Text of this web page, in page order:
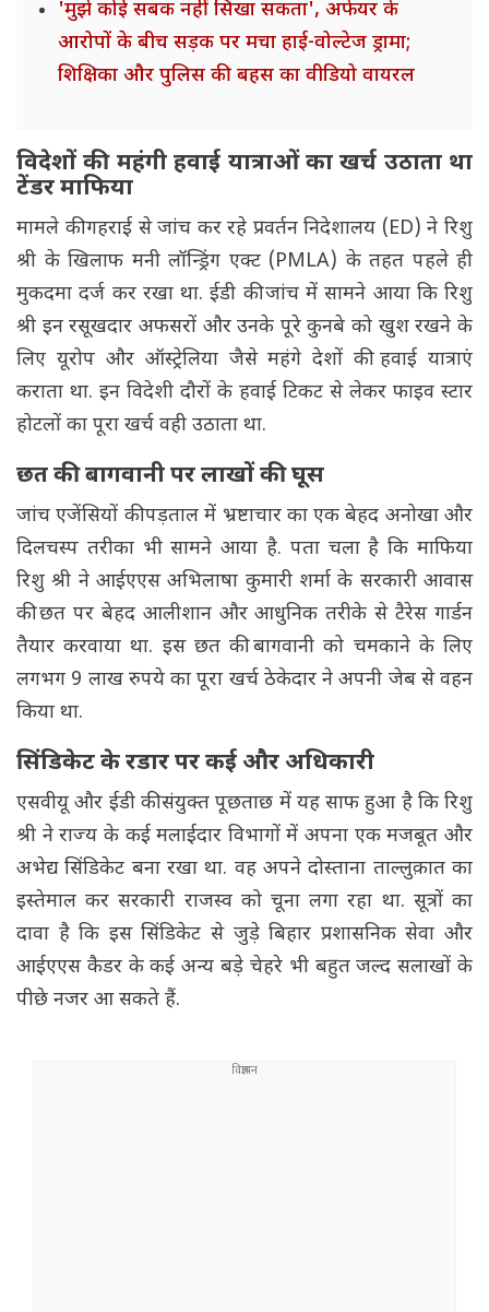
'मुझे कोई सबक नहीं सिखा सकता', अफेयर के
आरोपों के बीच सड़क पर मचा हाई-वोल्टेज ड्रामा;
शिक्षिका और पुलिस की बहस का वीडियो वायरल
विदेशों की महंगी हवाई यात्राओं का खर्च उठाता था
टेंडर माफिया
मामले की गहराई से जांच कर रहे प्रवर्तन निदेशालय (ED) ने रिशु
श्री के खिलाफ मनी लॉन्ड्रिंग एक्ट (PMLA) के तहत पहले ही
मुकदमा दर्ज कर रखा था. ईडी की जांच में सामने आया कि रिशु
श्री इन रसूखदार अफसरों और उनके पूरे कुनबे को खुश रखने के
लिए यूरोप और ऑस्ट्रेलिया जैसे महंगे देशों की हवाई यात्राएं
कराता था. इन विदेशी दौरों के हवाई टिकट से लेकर फाइव स्टार
होटलों का पूरा खर्च वही उठाता था.
छत की बागवानी पर लाखों की घूस
जांच एजेंसियों की पड़ताल में भ्रष्टाचार का एक बेहद अनोखा और
दिलचस्प तरीका भी सामने आया है. पता चला है कि माफिया
रिशु श्री ने आईएएस अभिलाषा कुमारी शर्मा के सरकारी आवास
की छत पर बेहद आलीशान और आधुनिक तरीके से टैरेस गार्डन
तैयार करवाया था. इस छत की बागवानी को चमकाने के लिए
लगभग 9 लाख रुपये का पूरा खर्च ठेकेदार ने अपनी जेब से वहन
किया था.
सिंडिकेट के रडार पर कई और अधिकारी
एसवीयू और ईडी की संयुक्त पूछताछ में यह साफ हुआ है कि रिशु
श्री ने राज्य के कई मलाईदार विभागों में अपना एक मजबूत और
अभेद्य सिंडिकेट बना रखा था. वह अपने दोस्ताना ताल्लुक़ात का
इस्तेमाल कर सरकारी राजस्व को चूना लगा रहा था. सूत्रों का
दावा है कि इस सिंडिकेट से जुड़े बिहार प्रशासनिक सेवा और
आईएएस कैडर के कई अन्य बड़े चेहरे भी बहुत जल्द सलाखों के
पीछे नजर आ सकते हैं.